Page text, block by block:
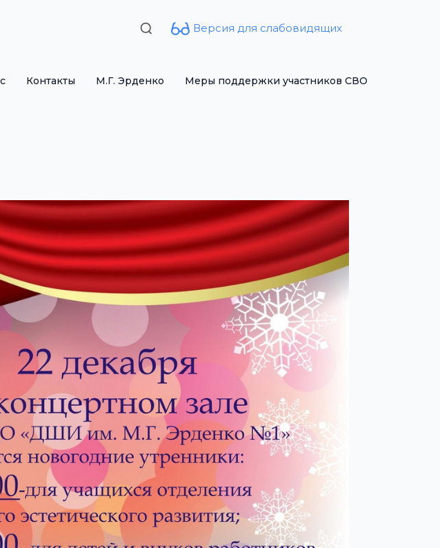
Версия для слабовидящих
Контакты М.Г. Эрденко Меры поддержки участников СВО